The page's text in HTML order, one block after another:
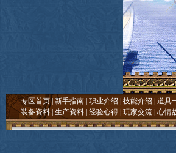
专区首页 新手指南 职业介绍 技能介绍 道具
装备资料 | 生产资料 经验心得 玩家交流 心情